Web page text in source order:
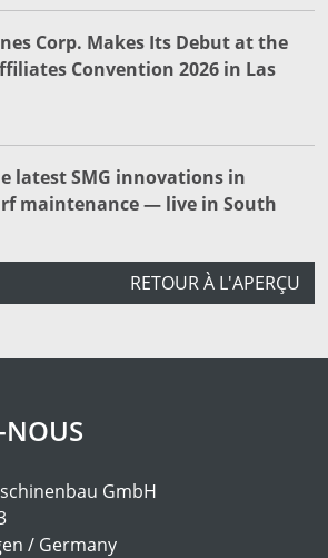
Corp. Makes Its Debut at the
Convention 2026 in Las
latest SMG innovations in
maintenance — live in South
RETOUR À L'APERÇU
NOUS
GmbH
/ Germany